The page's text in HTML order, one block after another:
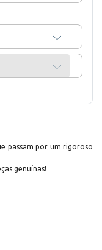
passam por um rigoroso
genuínas!